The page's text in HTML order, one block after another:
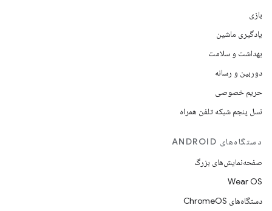
بازی
یادگیری ماشین
بهداشت و سلامت
دوربین و رسانه
حریم خصوصی
نسل پنجم شبکه تلفن همراه
دستگاه‌های ANDROID
صفحه‌نمایش‌های بزرگ
Wear OS
دستگاه‌های ChromeOS